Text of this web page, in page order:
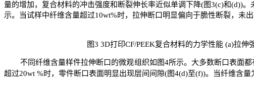
量的增加，复合材料的冲击强度和断裂伸长率近似单调下降(图3(c)和(d))。
示。当试样中纤维含量超过10wt%时，拉伸断口明显偏向于脆性断裂，未
图3 3D打印CF/PEEK复合材料的力学性能 (a)拉伸
不同纤维含量样件拉伸断口的微观组织如图4所示。大多数断口表面
超过20wt %时，零件断口表面明显出现层间间隙(图4(d)至(f))。当纤维含量